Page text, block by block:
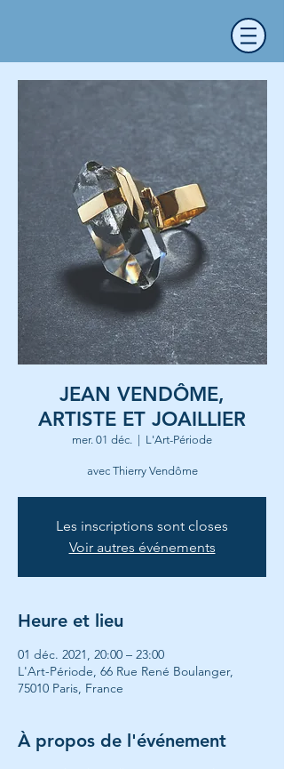
JEAN VENDÔME,
ARTISTE ET JOAILLIER
mer. 01 déc. L'Art-Période
avec Thierry Vendôme
Les inscriptions sont closes
Voir autres événements
Heure et lieu
01 déc. 2021, 20:00 – 23:00
L'Art-Période, 66 Rue René Boulanger,
75010 Paris, France
À propos de l'événement